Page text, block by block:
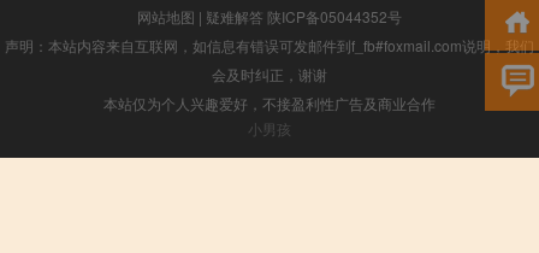
网站地图 | 疑难解答 陕ICP备05044352号
声明：本站内容来自互联网，如信息有错误可发邮件到f_fb#foxmail.com说明，我们
会及时纠正，谢谢
本站仅为个人兴趣爱好，不接盈利性广告及商业合作
小男孩